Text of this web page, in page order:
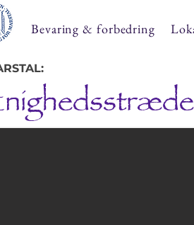
Bevaring & forbedring